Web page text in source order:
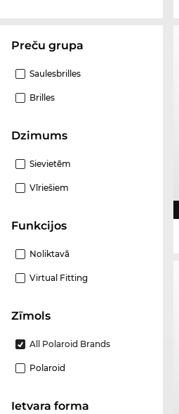
Preču grupa
Saulesbrilles
Brilles
Dzimums
Sievietēm
Vīriešiem
funkcijos
Noliktavā
Virtual Fitting
Zīmols
All Polaroid Brands
Polaroid
Ietvara forma